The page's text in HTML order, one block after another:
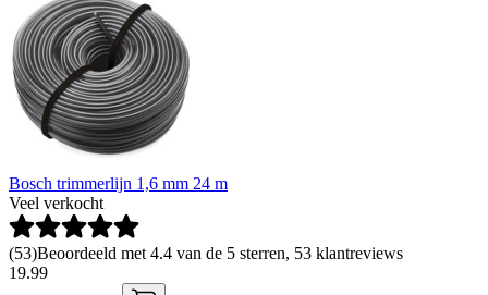
Bosch trimmerlijn 1,6 mm 24 m
Veel verkocht
(53)Beoordeeld met 4.4 van de 5 sterren, 53 klantreviews
19.99